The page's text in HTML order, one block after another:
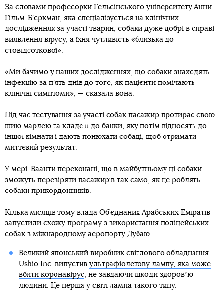
За словами професорки Гельсінського університету Анни
Гільм-Б’єркман, яка спеціалізується на клінічних
дослідженнях за участі тварин, собаки дуже добрі в справі
виявлення вірусу, а їхня чутливість «близька до
стовідсоткової».
«Ми бачимо у наших дослідженнях, що собаки знаходять
інфекцію за п’ять днів до того, як пацієнти помічають
клінічні симптоми», — сказала вона.
Під час тестування за участі собак пасажир протирає свою
шию марлею та кладе її до банки, яку потім відносять до
іншої кімнати і дають понюхати собаці, щоб отримати
миттєвий результат.
У мерії Ваанти переконані, що в майбутньому ці собаки
зможуть перевіряти пасажирів так само, як це роблять
собаки прикордонників.
Кілька місяців тому влада Об’єднаних Арабських Еміратів
запустили схожу програму з використання поліцейських
собак в міжнародному аеропорту Дубаю.
Великий японський виробник світлового обладнання
Ushio Inc. випустив ультрафіолетову лампу, яка може
вбити коронавірус, не завдаючи шкоди здоровʼю
людини. Це перша у світі лампа такого типу.